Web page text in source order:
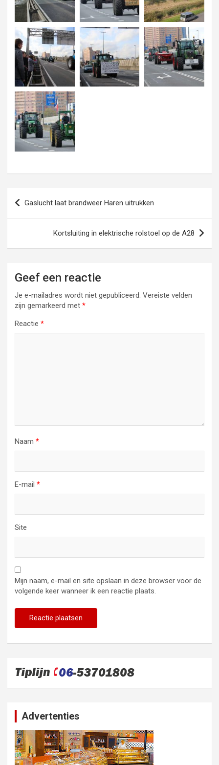
Bericht
navigatie
Gaslucht laat brandweer Haren uitrukken
Kortsluiting in elektrische rolstoel op de A28
Geef een reactie
Je e-mailadres wordt niet gepubliceerd. Vereiste velden
zijn gemarkeerd met *
Reactie *
Naam *
E-mail *
Site
Mijn naam, e-mail en site opslaan in deze browser voor de
volgende keer wanneer ik een reactie plaats.
Advertenties